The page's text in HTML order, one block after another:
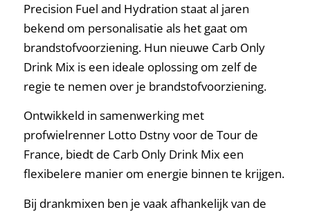
Precision Fuel and Hydration staat al jaren
bekend om personalisatie als het gaat om
brandstofvoorziening. Hun nieuwe Carb Only
Drink Mix is ​​een ideale oplossing om zelf de
regie te nemen over je brandstofvoorziening.
Ontwikkeld in samenwerking met
profwielrenner Lotto Dstny voor de Tour de
France, biedt de Carb Only Drink Mix een
flexibelere manier om energie binnen te krijgen.
Bij drankmixen ben je vaak afhankelijk van de